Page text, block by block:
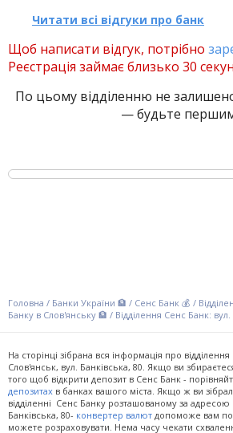
Читати всі відгуки про банк
Щоб написати відгук, потрібно
Реєстрація займає близько 30
По цьому відділенню не
— будьте
Головна / Банки України 🏦 / Сенс Банк 💰 /
Банку в Слов'янську 🏦 / Відділення Сенс Банк:
На сторінці зібрана вся інформація про
Слов'янськ, вул. Банківська, 80. Якщо ви збираєтеся
того щоб відкрити депозит в Сенс Банк -
депозитах в банках вашого міста. Якщо ж ви
відділенні Сенс Банку розташованому за адресою
Банківська, 80- конвертер валют допоможе вам
можете розраховувати. Нема часу чекати